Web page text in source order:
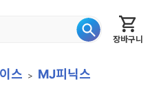
장바구니
특가 이월
스 MJ피닉스